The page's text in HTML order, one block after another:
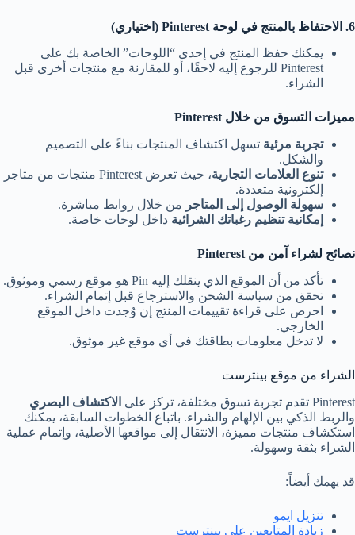
6. الاحتفاظ بالمنتج في لوحة Pinterest (اختياري)
يمكنك حفظ المنتج في إحدى “اللوحات” الخاصة بك على
Pinterest للرجوع إليه لاحقًا، أو للمقارنة مع منتجات أخرى قبل
الشراء.
مميزات التسوق من خلال Pinterest
تجربة مرئية تسهل اكتشاف المنتجات بناءً على التصميم
والشكل.
تنوع العلامات التجارية
، حيث تعرض Pinterest منتجات من متاجر
إلكترونية متعددة.
سهولة الوصول إلى المتاجر من خلال روابط مباشرة.
إمكانية تنظيم رغباتك الشرائية داخل لوحات خاصة.
نصائح لشراء آمن من Pinterest
تأكد من أن الموقع الذي ينقلك إليه Pin هو موقع رسمي وموثوق.
تحقق من سياسة الشحن والاسترجاع قبل إتمام الشراء.
احرص على قراءة تقييمات المنتج إن وُجدت داخل الموقع
الخارجي.
لا تدخل معلومات بطاقتك في أي موقع غير موثوق.
الشراء من موقع بينترست
Pinterest تقدم تجربة تسوق مختلفة، تركز على
الاكتشاف البصري
والربط الذكي بين الإلهام والشراء. باتباع الخطوات السابقة، يمكنك
استكشاف منتجات مميزة، الانتقال إلى مواقعها الأصلية، وإتمام عملية
الشراء بثقة وسهولة.
قد يهمك أيضاً:
تنزيل ايمو
زيادة المتابعين على بينترست